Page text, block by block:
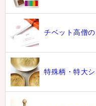
チベット高僧
特殊柄・特大